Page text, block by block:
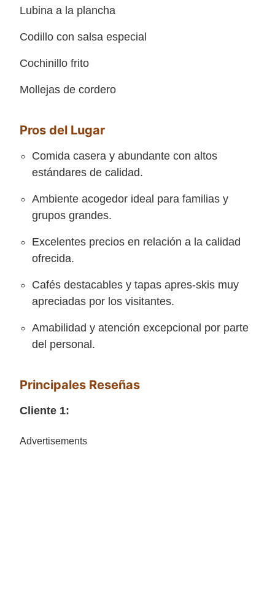
Lubina a la plancha
Codillo con salsa especial
Cochinillo frito
Mollejas de cordero
Pros del Lugar
Comida casera y abundante con altos
estándares de calidad.
Ambiente acogedor ideal para familias y
grupos grandes.
Excelentes precios en relación a la calidad
ofrecida.
Cafés destacables y tapas apres-skis muy
apreciadas por los visitantes.
Amabilidad y atención excepcional por parte
del personal.
Principales Reseñas
Cliente 1:
Advertisements